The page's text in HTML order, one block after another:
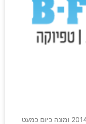
רשת B-FRESH החלה את דרכה בשנת 2014 ומונה כיום כמעט